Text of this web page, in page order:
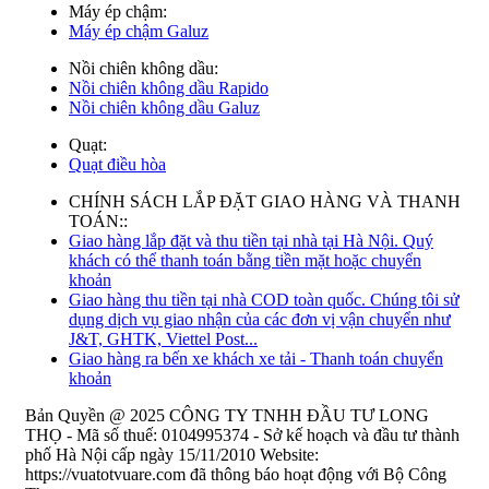
Máy ép chậm:
Máy ép chậm Galuz
Nồi chiên không dầu:
Nồi chiên không dầu Rapido
Nồi chiên không dầu Galuz
Quạt:
Quạt điều hòa
CHÍNH SÁCH LẮP ĐẶT GIAO HÀNG VÀ THANH
TOÁN::
Giao hàng lắp đặt và thu tiền tại nhà tại Hà Nội. Quý
khách có thể thanh toán bằng tiền mặt hoặc chuyển
khoản
Giao hàng thu tiền tại nhà COD toàn quốc. Chúng tôi sử
dụng dịch vụ giao nhận của các đơn vị vận chuyển như
J&T, GHTK, Viettel Post...
Giao hàng ra bến xe khách xe tải - Thanh toán chuyển
khoản
Bản Quyền @ 2025 CÔNG TY TNHH ĐẦU TƯ LONG
THỌ - Mã số thuế: 0104995374 - Sở kế hoạch và đầu tư thành
phố Hà Nội cấp ngày 15/11/2010 Website:
https://vuatotvuare.com đã thông báo hoạt động với Bộ Công